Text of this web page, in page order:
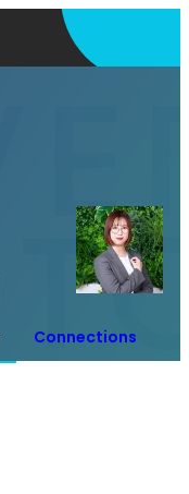
Connections